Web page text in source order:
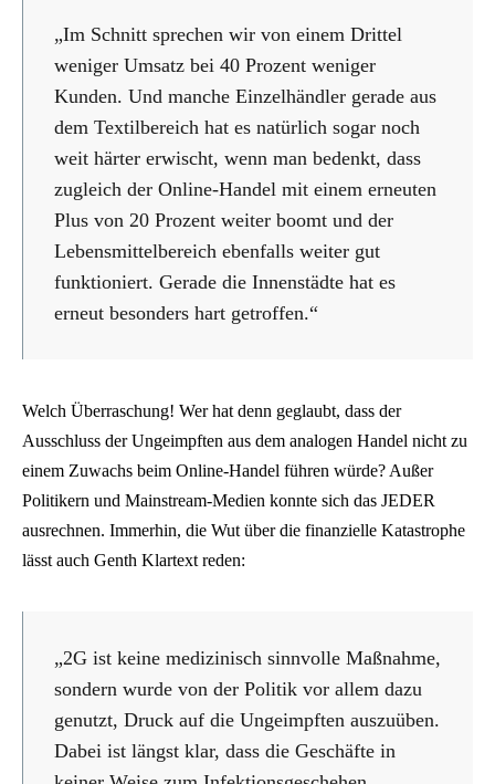
„Im Schnitt sprechen wir von einem Drittel
weniger Umsatz bei 40 Prozent weniger
Kunden. Und manche Einzelhändler gerade aus
dem Textilbereich hat es natürlich sogar noch
weit härter erwischt, wenn man bedenkt, dass
zugleich der Online-Handel mit einem erneuten
Plus von 20 Prozent weiter boomt und der
Lebensmittelbereich ebenfalls weiter gut
funktioniert. Gerade die Innenstädte hat es
erneut besonders hart getroffen.“
Welch Überraschung! Wer hat denn geglaubt, dass der
Ausschluss der Ungeimpften aus dem analogen Handel nicht zu
einem Zuwachs beim Online-Handel führen würde? Außer
Politikern und Mainstream-Medien konnte sich das JEDER
ausrechnen. Immerhin, die Wut über die finanzielle Katastrophe
lässt auch Genth Klartext reden:
„2G ist keine medizinisch sinnvolle Maßnahme,
sondern wurde von der Politik vor allem dazu
genutzt, Druck auf die Ungeimpften auszuüben.
Dabei ist längst klar, dass die Geschäfte in